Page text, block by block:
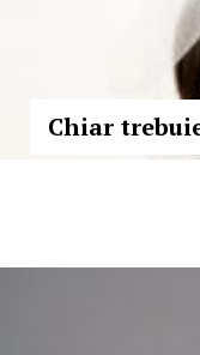
Chiar